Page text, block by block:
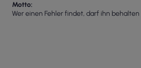
Motto
Wer einen Fehler findet, darf ihn behalten